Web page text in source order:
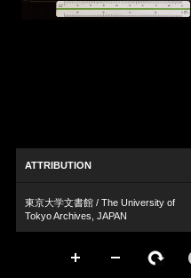
ATTRIBUTION
東京大学文書館 / The University of
Tokyo Archives, JAPAN